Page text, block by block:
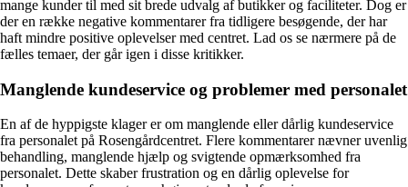
mange kunder til med sit brede udvalg af butikker og faciliteter. Dog er
der en række negative kommentarer fra tidligere besøgende, der har
haft mindre positive oplevelser med centret. Lad os se nærmere på de
fælles temaer, der går igen i disse kritikker.
Manglende kundeservice og problemer med personalet
En af de hyppigste klager er om manglende eller dårlig kundeservice
fra personalet på Rosengårdcentret. Flere kommentarer nævner uvenlig
behandling, manglende hjælp og svigtende opmærksomhed fra
personalet. Dette skaber frustration og en dårlig oplevelse for